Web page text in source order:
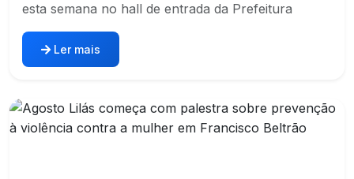
esta semana no hall de entrada da Prefeitura
Ler mais